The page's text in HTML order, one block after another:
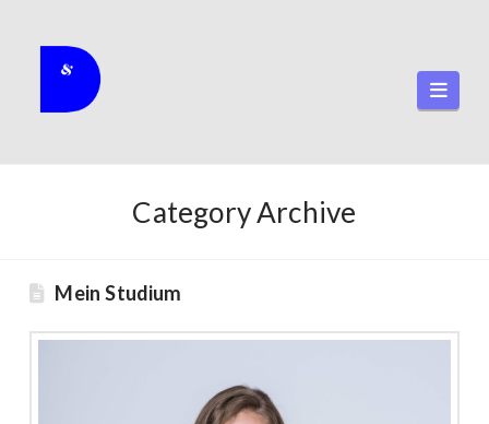
Category Archive
Mein Studium